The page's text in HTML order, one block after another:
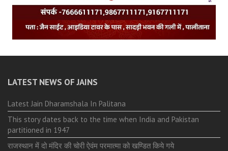
LATEST NEWS OF JAINS
Latest Jain Dharamshala In Palitana
This story dates back to the time when India and Pakistan
partitioned in 1947
राजस्थान में दो मंदिर की चोरी ऐवंम परमात्मा को खण्डित किये गये